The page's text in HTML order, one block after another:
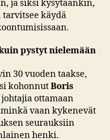
ja siksi kysytäänkin,
käydä
pystyt nielemään
30 vuoden taakse,
kohonnutBoris
ottamaan
vaan kykenevät
seurauksiin
henki.